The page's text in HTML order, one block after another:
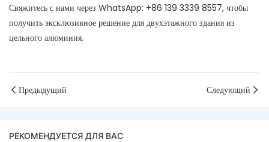
Свяжитесь с нами через WhatsApp: +86 139 3339 8557, чтобы
получить эксклюзивное решение для двухэтажного здания из
цельного алюминия.
Предыдущий Следующий
РЕКОМЕНДУЕТСЯ ДЛЯ ВАС